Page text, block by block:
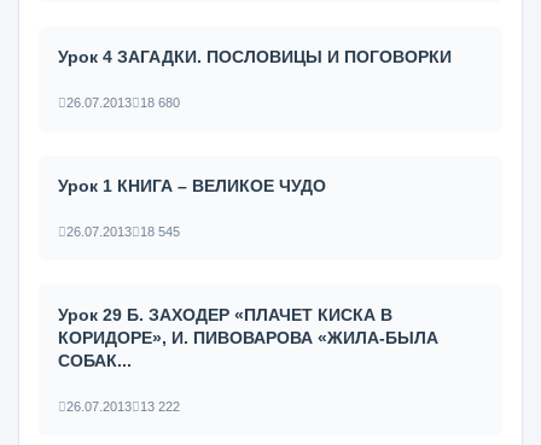
Урок 4 ЗАГАДКИ. ПОСЛОВИЦЫ И ПОГОВОРКИ
26.07.2013 18 680
Урок 1 КНИГА – ВЕЛИКОЕ ЧУДО
26.07.2013 18 545
Урок 29 Б. ЗАХОДЕР «ПЛАЧЕТ КИСКА В
КОРИДОРЕ», И. ПИВОВАРОВА «ЖИЛА-БЫЛА
СОБАК...
26.07.2013 13 222